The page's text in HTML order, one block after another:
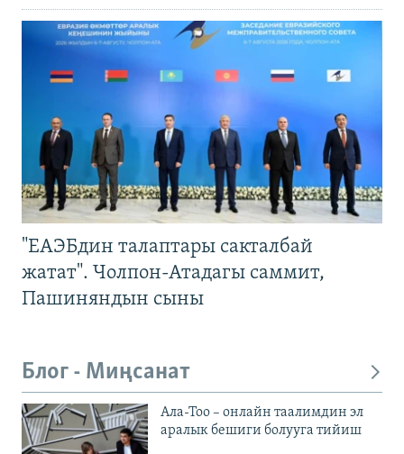
"ЕАЭБдин талаптары сакталбай
жатат". Чолпон-Атадагы саммит,
Пашиняндын сыны
Блог - Миңсанат
Ала-Тоо – онлайн таалимдин эл
аралык бешиги болууга тийиш